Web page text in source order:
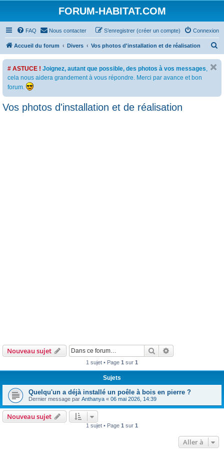
FORUM-HABITAT.COM
FAQ Nous contacter Connexion
S’enregistrer (créer un compte)
Accueil du forum Divers Vos photos d'installation et de réalisation
e
# ASTUCE ! Joignez, autant que possible, des photos à vos messages,
cela nous aidera grandement à vous répondre. Merci par avance et bon
forum.
Vos photos d'installation et de réalisation
Nouveau sujet Rechercher
1 sujet • Page 1 sur 1
Sujets
Quelqu'un a déjà installé un poêle à bois en pierre ?
Dernier message par Anthanya « 06 mai 2026, 14:39
Nouveau sujet
1 sujet • Page 1 sur 1
Aller à